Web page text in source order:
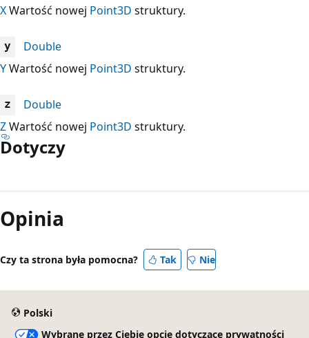
XWartość nowej Point3D struktury.
y
Double
YWartość nowej Point3D struktury.
z
Double
ZWartość nowej Point3D struktury.
Dotyczy
odczytu
wyłączony
Opinia
Czy ta strona była pomocna? Tak Nie
Polski
Wybrane przez Ciebie opcje dotyczące prywatności